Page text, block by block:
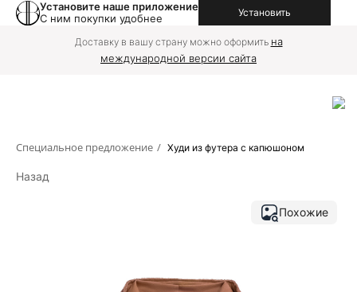
Установите наше приложение
С ним покупки удобнее
Установить
Доставку в вашу страну можно оформить на
международной версии сайта
Специальное предложение / Худи из футера с капюшоном
Назад
Похожие